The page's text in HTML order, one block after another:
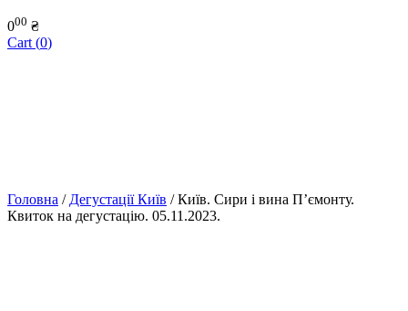
000 ₴
Cart (0)
Головна / Дегустації Київ /Київ. Сири і вина П’ємонту.
Квиток на дегустацію. 05.11.2023.